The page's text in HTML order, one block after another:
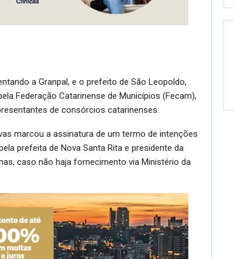
a Granpal, e o prefeito de São Leopoldo,
Federação Catarinense de Municípios (Fecam),
de consórcios catarinenses.
marcou a assinatura de um termo de intenções
prefeita de Nova Santa Rita e presidente da
caso não haja fornecimento via Ministério da